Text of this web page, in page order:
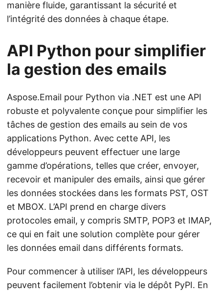
manière fluide, garantissant la sécurité et
l’intégrité des données à chaque étape.
API Python pour simplifier
la gestion des emails
Aspose.Email pour Python via .NET est une API
robuste et polyvalente conçue pour simplifier les
tâches de gestion des emails au sein de vos
applications Python. Avec cette API, les
développeurs peuvent effectuer une large
gamme d’opérations, telles que créer, envoyer,
recevoir et manipuler des emails, ainsi que gérer
les données stockées dans les formats PST, OST
et MBOX. L’API prend en charge divers
protocoles email, y compris SMTP, POP3 et IMAP,
ce qui en fait une solution complète pour gérer
les données email dans différents formats.
Pour commencer à utiliser l’API, les développeurs
peuvent facilement l’obtenir via le dépôt PyPI. En